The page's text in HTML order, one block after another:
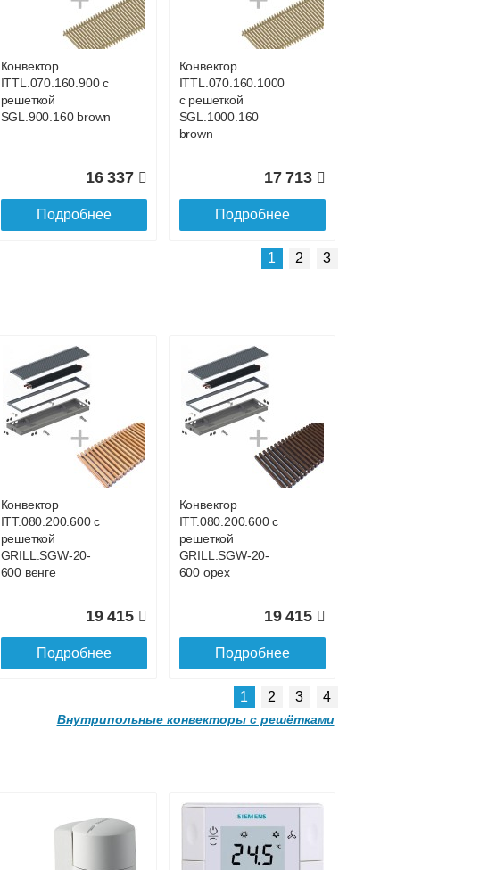
до подъезда
Подробнее о доставке
Конвектор
ITTL.070.160.900 с
решеткой
SGL.900.160 brown
16 337
Подробнее
Конвектор
ITTL.070.160.1000
с решеткой
SGL.1000.160
brown
17 713
Подробнее
Конвектор
ITTL.070.160.1400
23 035
Подробнее
Конвектор
ITTL.070.160.1500
24 377
Подробнее
SGL.1900.160
с решеткой
SGL.2000.160
brown
1 2 3
Конвектор
ITT.080.200.600 с
решеткой
GRILL.SGW-20-
600 венге
19 415
Подробнее
Конвектор
ITT.080.200.600 с
решеткой
GRILL.SGW-20-
600 орех
19 415
Подробнее
Конвектор
1 2 3 4
Внутрипольные конвекторы с решётками